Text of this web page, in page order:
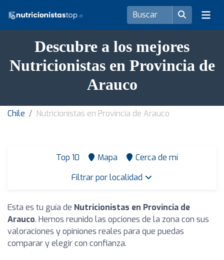
Descubre a los mejores
Nutricionistas en Provincia de
Arauco
Chile Nutricionistas en Provincia de Arauco
Top 10 Mapa
Cerca de mí
Filtrar por localidad
Esta es tu guía de Nutricionistas en Provincia de
Arauco. Hemos reunido las opciones de la zona con sus
valoraciones y opiniones reales para que puedas
comparar y elegir con confianza.